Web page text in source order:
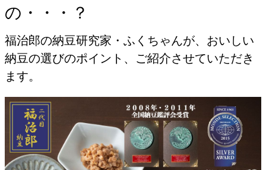
の・・・？
福治郎の納豆研究家・ふくちゃんが、おいしい
納豆の選びのポイント、ご紹介させていただき
ます。